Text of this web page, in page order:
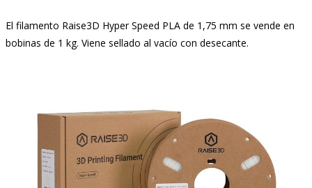
El filamento Raise3D Hyper Speed PLA de 1,75 mm se vende en
bobinas de 1 kg. Viene sellado al vacío con desecante.